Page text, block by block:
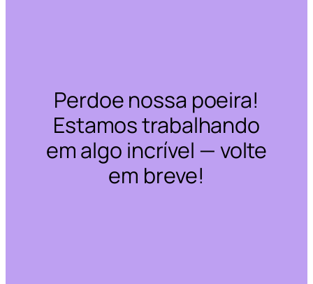
Perdoe nossa poeira!
Estamos trabalhando
em algo incrível — volte
em breve!